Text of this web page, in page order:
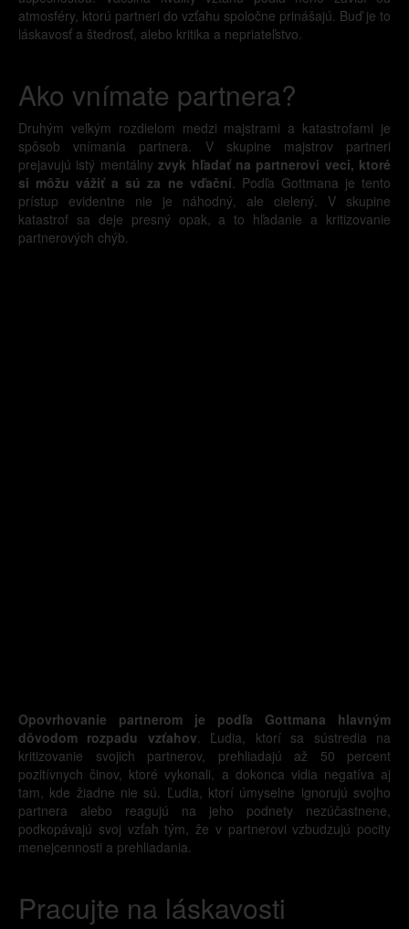
atmosféry, ktorú partneri do vzťahu spoločne prinášajú. Buď je to
láskavosť a štedrosť, alebo kritika a nepriateľstvo.
Ako vnímate partnera?
Druhým veľkým rozdielom medzi majstrami a katastrofami je
spôsob vnímania partnera. V skupine majstrov partneri
prejavujú istý mentálnyzvyk hľadať na partnerovi veci, ktoré
si môžu vážiť a sú za ne vďační. Podľa Gottmana je tento
prístup evidentne nie je náhodný, ale cielený. V skupine
katastrof sa deje presný opak, a to hľadanie a kritizovanie
partnerových chýb.
Opovrhovanie partnerom je podľa Gottmana hlavným
dôvodom rozpadu vzťahov. Ľudia, ktorí sa sústredia na
kritizovanie svojich partnerov, prehliadajú až 50 percent
pozitívnych činov, ktoré vykonali, a dokonca vidia negatíva aj
tam, kde žiadne nie sú. Ľudia, ktorí úmyselne ignorujú svojho
partnera alebo reagujú na jeho podnety nezúčastnene,
podkopávajú svoj vzťah tým, že v partnerovi vzbudzujú pocity
menejcennosti a prehliadania.
Pracujte na láskavosti